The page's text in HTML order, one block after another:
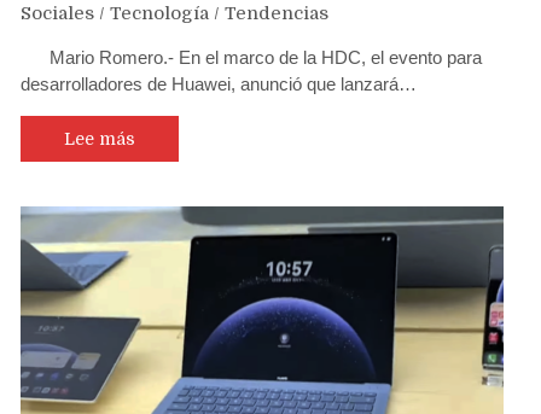
Sociales / Tecnología / Tendencias
Mario Romero.- En el marco de la HDC, el evento para
desarrolladores de Huawei, anunció que lanzará…
Lee más